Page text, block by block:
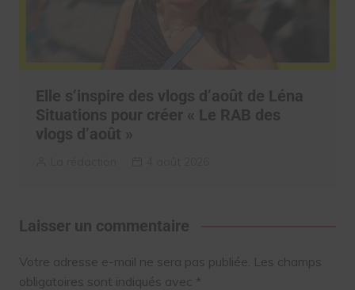
Elle s’inspire des vlogs d’août de Léna
Situations pour créer « Le RAB des
vlogs d’août »
Laisser un commentaire
Votre adresse e-mail ne sera pas publiée. Les champs
obligatoires sont indiqués avec *